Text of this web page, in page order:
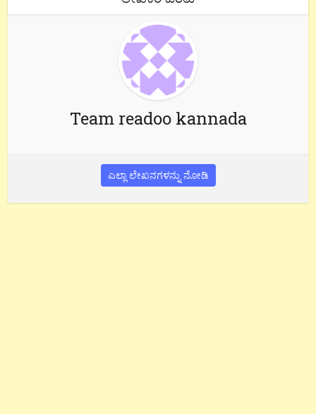
Team readoo kannada
ಎಲ್ಲಾ ಲೇಖನಗಳನ್ನು ನೋಡಿ